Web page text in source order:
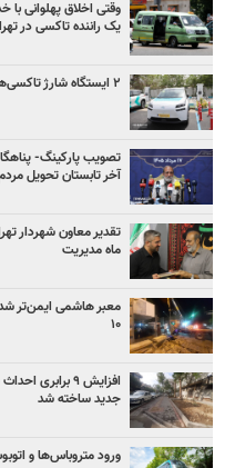
وقتی اخلاق پهلوانی
یک راننده تاکسی در
۲ ایستگاه شارژ تاکسی‌های برقی در آستانه بهره‌برداری
آخر تابستان تحویل
ماه مدیریت
معبر هاشمی ایمن‌تر
۱۰
جدید ساخته شد
ورود متروباس‌ها و اتوبوس‌های ۱۸ متری